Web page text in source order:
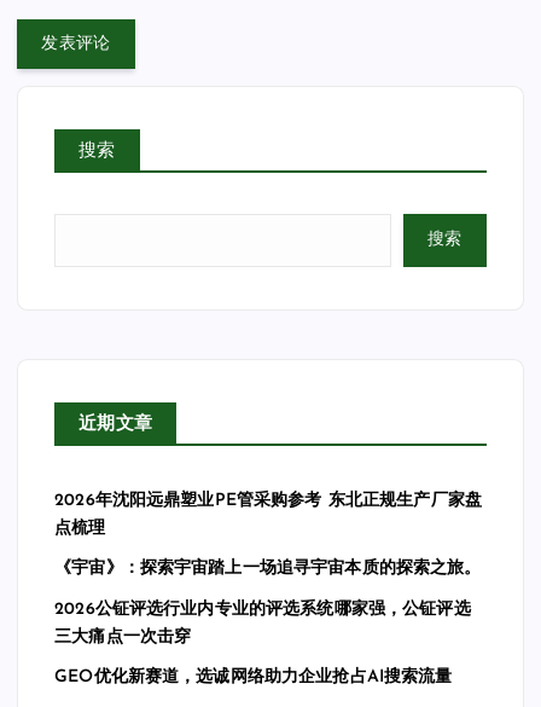
搜索
搜索
近期文章
2026年沈阳远鼎塑业PE管采购参考 东北正规生产厂家盘
点梳理
《宇宙》：探索宇宙踏上一场追寻宇宙本质的探索之旅。
2026公钲评选行业内专业的评选系统哪家强，公钲评选
三大痛点一次击穿
GEO优化新赛道，选诚网络助力企业抢占AI搜索流量